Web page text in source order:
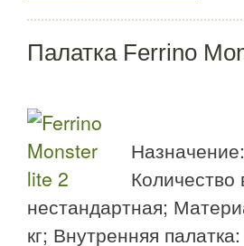
Палатка Ferrino
Количество
нестандартная;
кг; Внутренняя